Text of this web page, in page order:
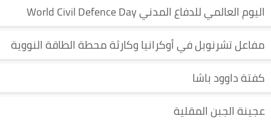
اليوم العالمي للدفاع المدني World Civil Defence Day
مفاعل تشرنوبل في أوكرانيا وكارثة محطة الطاقة النووية
كفتة داوود باشا
عجينة الجبن المقلية